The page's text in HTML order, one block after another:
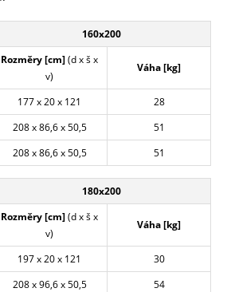
160x200
Rozměry [cm](d x š x
v)
Váha [kg]
177 x 20 x 121
28
208 x 86,6 x 50,5
51
208 x 86,6 x 50,5 51
180x200
Rozměry [cm](d x š x
v)
Váha [kg]
197 x 20 x 121
30
208 x 96,6 x 50,5
54